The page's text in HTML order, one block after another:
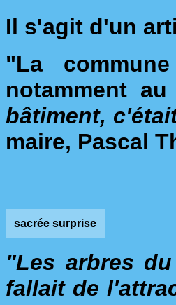
Il s'agit d'un
"La
notamment
bâtiment,
maire, Pascal
sacrée surprise
"Les arbres
fallait de